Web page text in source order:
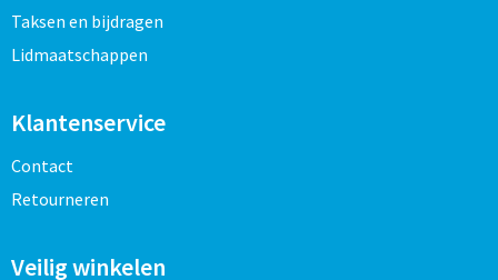
Taksen en bijdragen
Lidmaatschappen
Klantenservice
Contact
Retourneren
Veilig winkelen